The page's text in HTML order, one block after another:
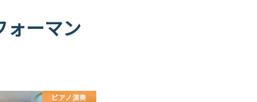
ォーマン
ピアノ演奏